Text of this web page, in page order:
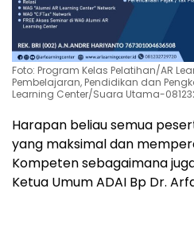
Foto: Program Kelas Pelatihan/AR
Pembelajaran, Pendidikan dan
Learning Center/Suara Utama-
Harapan beliau semua
yang maksimal dan
Kompeten sebagaimana
Ketua Umum ADAI Bp Dr.